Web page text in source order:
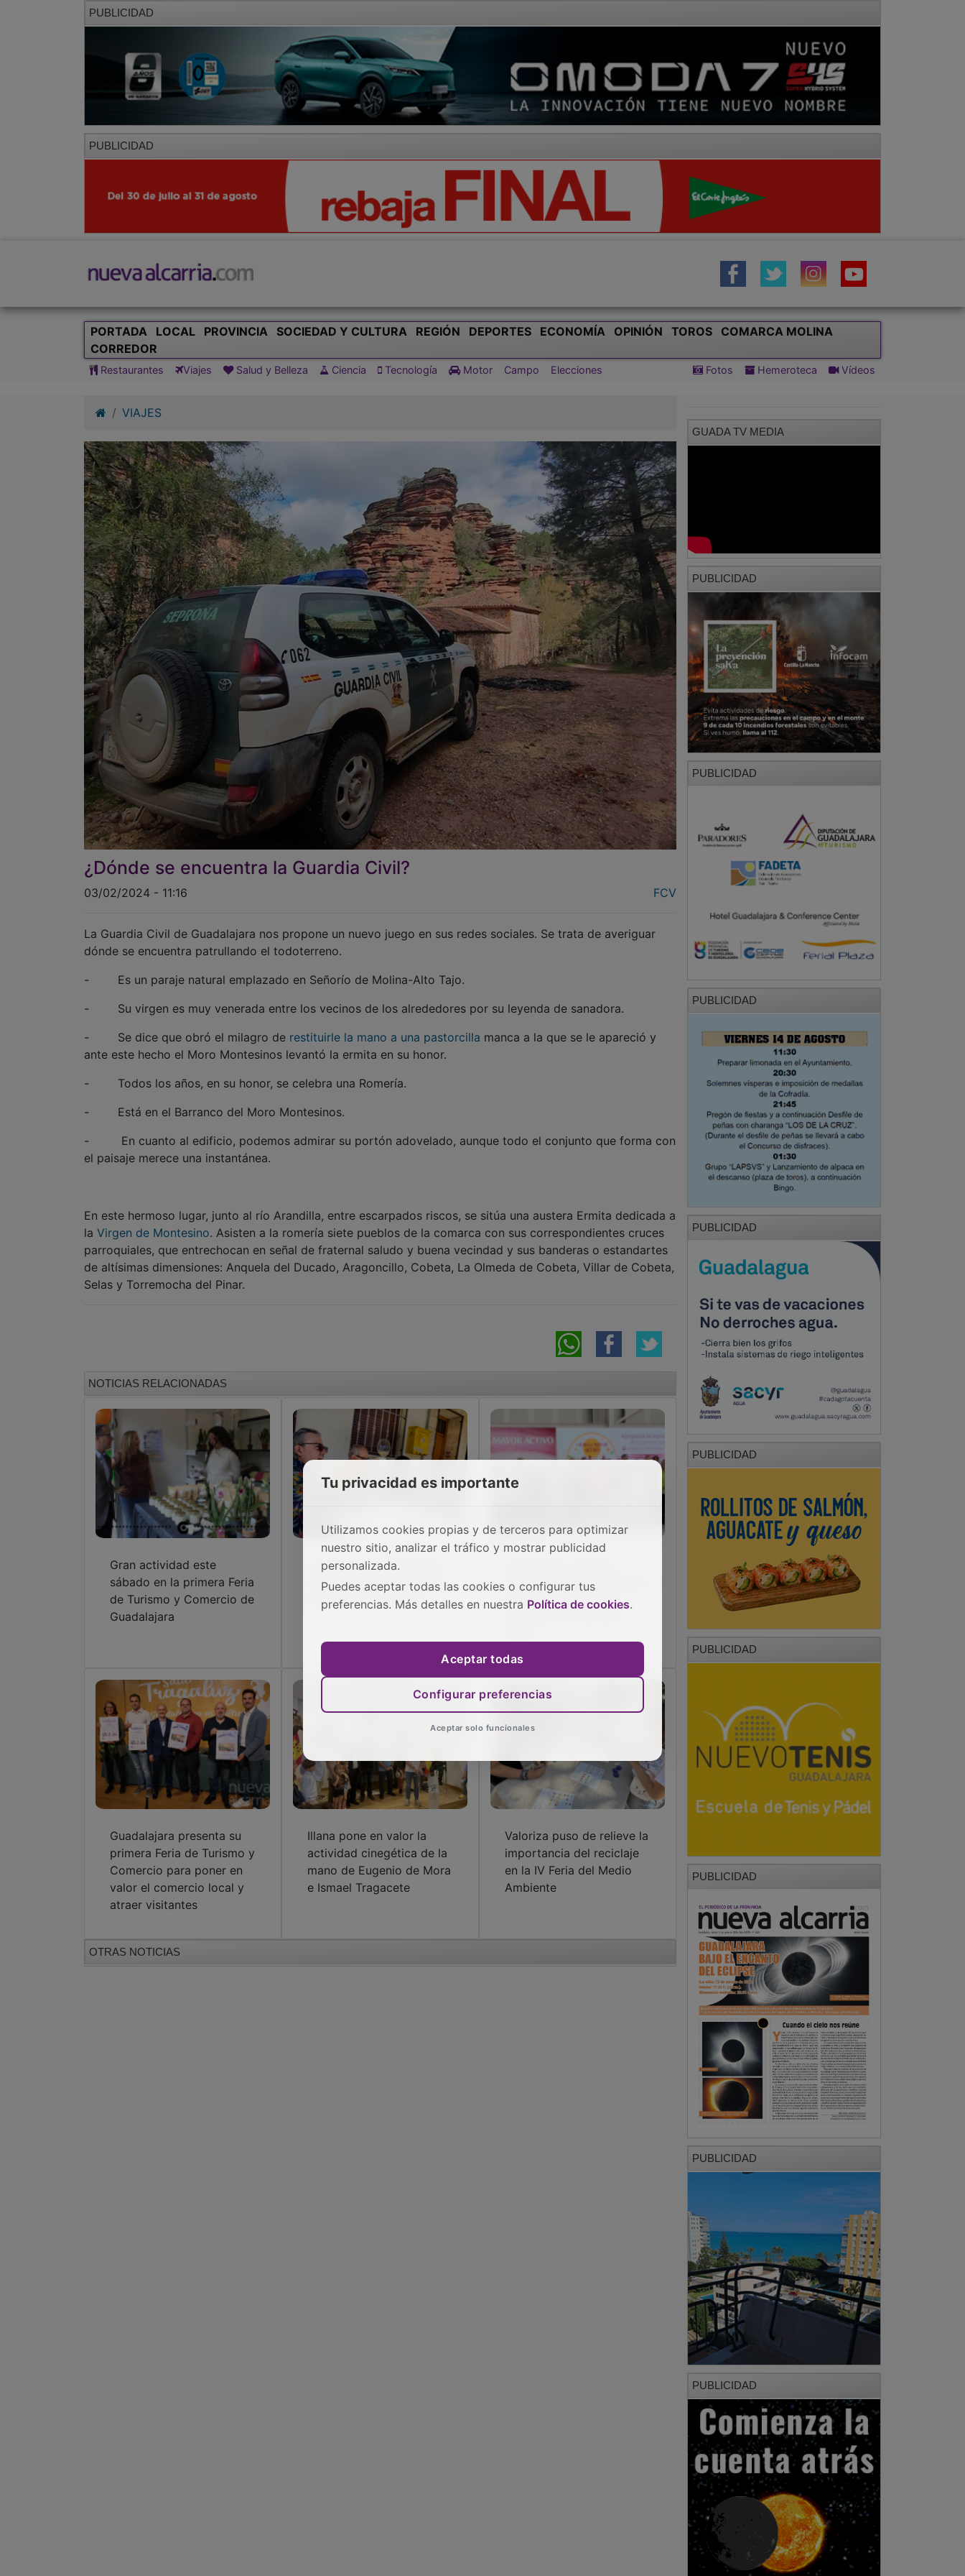
PUBLICIDAD
PUBLICIDAD
PORTADA LOCAL PROVINCIA SOCIEDAD Y CULTURA REGIÓN DEPORTES ECONOMÍA OPINIÓN TOROS
COMARCA MOLINA
CORREDOR
Restaurantes Viajes Salud y Belleza Ciencia Tecnología Motor Campo Elecciones Fotos Hemeroteca Vídeos
VIAJES
¿Dónde se encuentra la Guardia Civil?
03/02/2024 - 11:16 FCV
La Guardia Civil de Guadalajara nos propone un nuevo juego en sus redes sociales. Se trata de averiguar
dónde se encuentra patrullando el todoterreno.
- Es un paraje natural emplazado en Señorío de Molina-Alto Tajo.
- Su virgen es muy venerada entre los vecinos de los alrededores por su leyenda de sanadora.
- Se dice que obró el milagro de restituirle la mano a una pastorcilla manca a la que se le apareció y
ante este hecho el Moro Montesinos levantó la ermita en su honor.
- Todos los años, en su honor, se celebra una Romería.
- Está en el Barranco del Moro Montesinos.
- En cuanto al edificio, podemos admirar su portón adovelado, aunque todo el conjunto que forma con
el paisaje merece una instantánea.
En este hermoso lugar, junto al río Arandilla, entre escarpados riscos, se sitúa una austera Ermita dedicada a
la Virgen de Montesino. Asisten a la romería siete pueblos de la comarca con sus correspondientes cruces
parroquiales, que entrechocan en señal de fraternal saludo y buena vecindad y sus banderas o estandartes
de altísimas dimensiones: Anquela del Ducado, Aragoncillo, Cobeta, La Olmeda de Cobeta, Villar de Cobeta,
Selas y Torremocha del Pinar.
NOTICIAS RELACIONADAS
Gran actividad este
sábado en la primera Feria
de Turismo y Comercio de
Guadalajara
Horche saca su tradición
vinatera a la calle en una
fiesta que se adelanta
blinda la ayuda a domicilio
en Azuqueca con una
Guadalajara presenta su
primera Feria de Turismo y
Comercio para poner en
valor el comercio local y
atraer visitantes
Illana pone en valor la
actividad cinegética de la
mano de Eugenio de Mora
e Ismael Tragacete
Valoriza puso de relieve la
importancia del reciclaje
en la IV Feria del Medio
Ambiente
OTRAS NOTICIAS
GUADA TV MEDIA
PUBLICIDAD
PUBLICIDAD
PUBLICIDAD
PUBLICIDAD
PUBLICIDAD
PUBLICIDAD
PUBLICIDAD
PUBLICIDAD
PUBLICIDAD
Tu privacidad es importante
Utilizamos cookies propias y de terceros para optimizar
nuestro sitio, analizar el tráfico y mostrar publicidad
personalizada.
Puedes aceptar todas las cookies o configurar tus
preferencias. Más detalles en nuestra Política de cookies.
Aceptar todas
Configurar preferencias
Aceptar solo funcionales